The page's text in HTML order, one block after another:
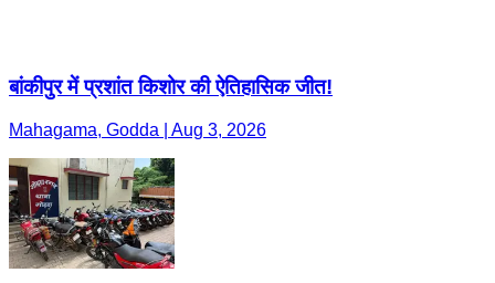
बांकीपुर में प्रशांत किशोर की ऐतिहासिक जीत!
Mahagama, Godda | Aug 3, 2026